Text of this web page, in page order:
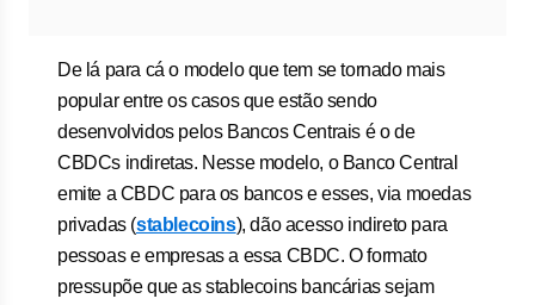
De lá para cá o modelo que tem se tornado mais
popular entre os casos que estão sendo
desenvolvidos pelos Bancos Centrais é o de
CBDCs indiretas. Nesse modelo, o Banco Central
emite a CBDC para os bancos e esses, via moedas
privadas (stablecoins), dão acesso indireto para
pessoas e empresas a essa CBDC. O formato
pressupõe que as stablecoins bancárias sejam